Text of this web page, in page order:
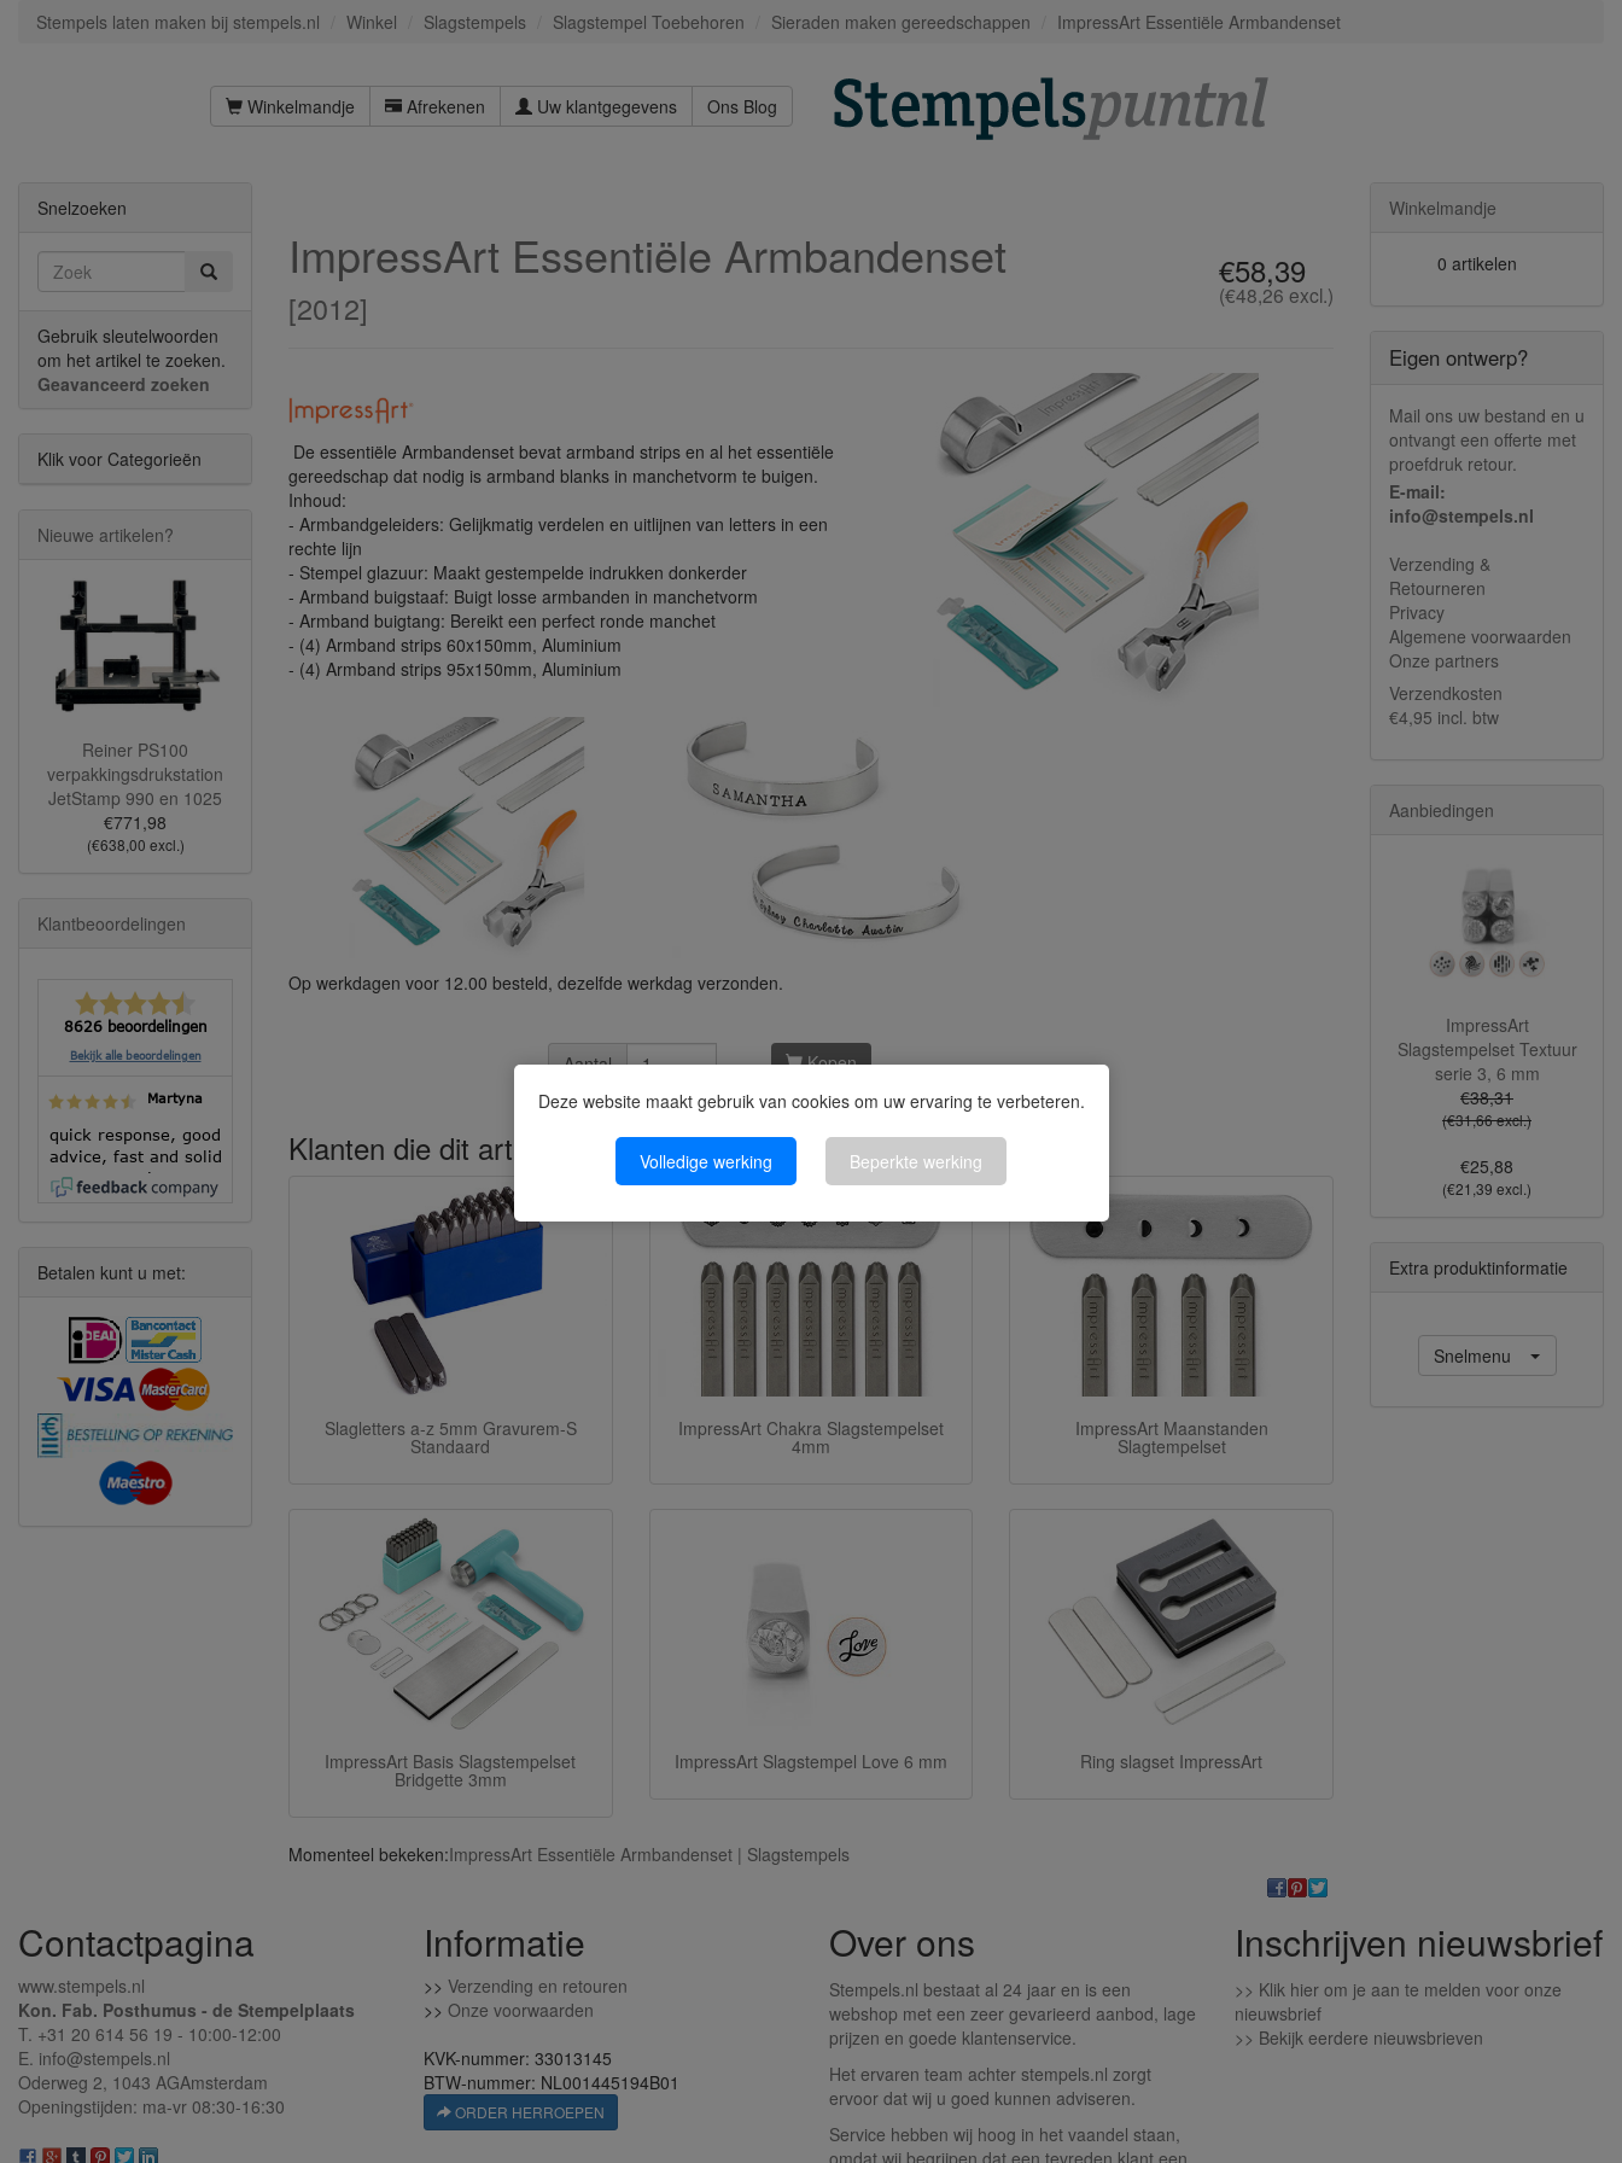
Deze website maakt gebruik van cookies om uw ervaring te verbeteren.
Volledige werking Beperkte werking
Stempels laten maken bij stempels.nl Winkel Slagstempels Slagstempel Toebehoren Sieraden maken gereedschappen ImpressArt Essentiële Armbandenset
Winkelmandje Afrekenen Uw klantgegevens Ons Blog
€58,39
(€48,26 excl.)
ImpressArt Essentiële Armbandenset
[2012]
De essentiële Armbandenset bevat armband strips en al het essentiële
gereedschap dat nodig is armband blanks in manchetvorm te buigen.
Inhoud:
- Armbandgeleiders: Gelijkmatig verdelen en uitlijnen van letters in een
rechte lijn
- Stempel glazuur: Maakt gestempelde indrukken donkerder
- Armband buigstaaf: Buigt losse armbanden in manchetvorm
- Armband buigtang: Bereikt een perfect ronde manchet
- (4) Armband strips 60x150mm, Aluminium
- (4) Armband strips 95x150mm, Aluminium
Op werkdagen voor 12.00 besteld, dezelfde werkdag verzonden.
Aantal Kopen
Klanten die dit artikel kochten, kochten ook
Slagletters a-z 5mm Gravurem-S
Standaard
ImpressArt Chakra Slagstempelset
4mm
ImpressArt Maanstanden
Slagtempelset
ImpressArt Basis Slagstempelset
Bridgette 3mm
ImpressArt Slagstempel Love 6 mm Ring slagset ImpressArt
Momenteel bekeken:ImpressArt Essentiële Armbandenset | Slagstempels
Snelzoeken
Gebruik sleutelwoorden
om het artikel te zoeken.
Geavanceerd zoeken
Klik voor Categorieën
Nieuwe artikelen?
Reiner PS100
verpakkingsdrukstation
JetStamp 990 en 1025
€771,98
(€638,00 excl.)
Klantbeoordelingen
8626 beoordelingen
Bekijk alle beoordelingen
Martyna
quick response, good
advice, fast and solid
execution!
Betalen kunt u met:
Winkelmandje
0 artikelen
Eigen ontwerp?
Mail ons uw bestand en u
ontvangt een offerte met
proefdruk retour.
E-mail:
info@stempels.nl
Verzending &
Retourneren
Privacy
Algemene voorwaarden
Onze partners
Verzendkosten
€4,95 incl. btw
Aanbiedingen
ImpressArt
Slagstempelset Textuur
serie 3, 6 mm
€38,31
(€31,66 excl.)
€25,88
(€21,39 excl.)
Extra produktinformatie
Snelmenu
Contactpagina
www.stempels.nl
Kon. Fab. Posthumus - de Stempelplaats
T. +31 20 614 56 19 - 10:00-12:00
E. info@stempels.nl
Oderweg 2, 1043 AGAmsterdam
Openingstijden: ma-vr 08:30-16:30
Informatie
>> Verzending en retouren
>> Onze voorwaarden
KVK-nummer: 33013145
BTW-nummer: NL001445194B01
ORDER HERROEPEN
Over ons
Stempels.nl bestaat al 24 jaar en is een
webshop met een zeer gevarieerd aanbod, lage
prijzen en goede klantenservice.
Het ervaren team achter stempels.nl zorgt
ervoor dat wij u goed kunnen adviseren.
Service hebben wij hoog in het vaandel staan,
omdat wij begrijpen dat een tevreden klant een
Inschrijven nieuwsbrief
>> Klik hier om je aan te melden voor onze
nieuwsbrief
>> Bekijk eerdere nieuwsbrieven